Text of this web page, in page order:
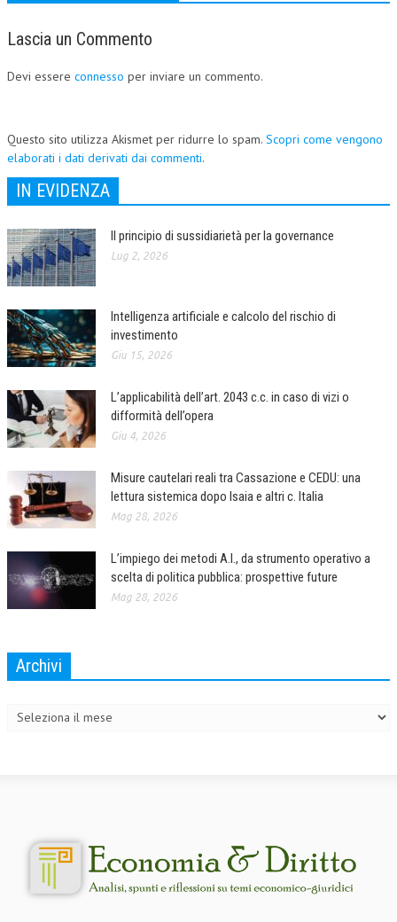
Lascia un Commento
Devi essere connesso per inviare un commento.
Questo sito utilizza Akismet per ridurre lo spam. Scopri come vengono
elaborati i dati derivati dai commenti.
IN EVIDENZA
Il principio di sussidiarietà per la governance
Lug 2, 2026
Intelligenza artificiale e calcolo del rischio di
investimento
Giu 15, 2026
L’applicabilità dell’art. 2043 c.c. in caso di vizi o
difformità dell’opera
Giu 4, 2026
Misure cautelari reali tra Cassazione e CEDU: una
lettura sistemica dopo Isaia e altri c. Italia
Mag 28, 2026
L’impiego dei metodi A.I., da strumento operativo a
scelta di politica pubblica: prospettive future
Mag 28, 2026
Archivi